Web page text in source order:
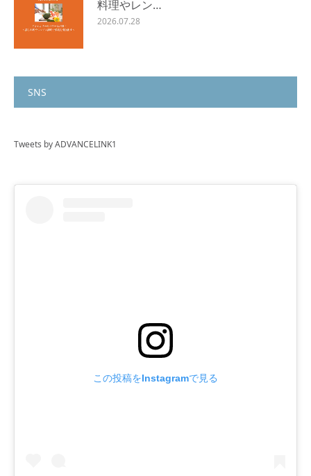
料理やレン…
2026.07.28
SNS
Tweets by ADVANCELINK1
この投稿をInstagramで見る